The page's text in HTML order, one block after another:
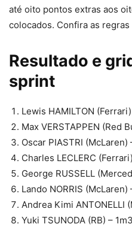
até oito pontos extras aos
colocados. Confira as
Resultado e
sprint
Lewis HAMILTON
Max VERSTAPPEN (Red
Oscar PIASTRI (McLaren)
Charles LECLERC
George RUSSELL
Lando NORRIS (McLaren)
Andrea Kimi ANTONELLI
Yuki TSUNODA (RB) –